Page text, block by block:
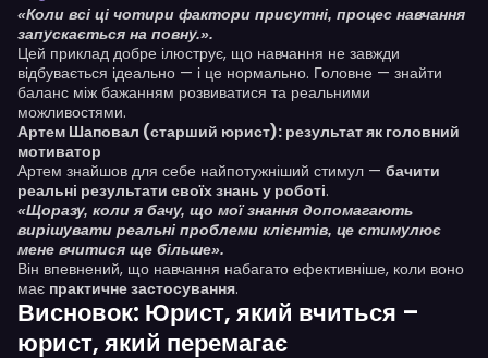
«Коли всі ці чотири фактори присутні, процес навчання
запускається на повну.».
Цей приклад добре ілюструє, що навчання не завжди
відбувається ідеально — і це нормально. Головне — знайти
баланс між бажанням розвиватися та реальними
можливостями.
Артем Шаповал (старший юрист): результат як головний
мотиватор
Артем знайшов для себе найпотужніший стимул — бачити
реальні результати своїх знань у роботі.
«Щоразу, коли я бачу, що мої знання допомагають
вирішувати реальні проблеми клієнтів, це стимулює
мене вчитися ще більше».
Він впевнений, що навчання набагато ефективніше, коли воно
має практичне застосування.
Висновок: Юрист, який вчиться –
юрист, який перемагає